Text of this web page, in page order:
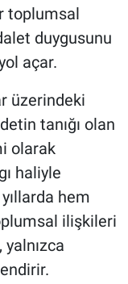
toplumsal
duygusunu
açar.
üzerindeki
tanığı olan
olarak
haliyle
hem
ilişkileri